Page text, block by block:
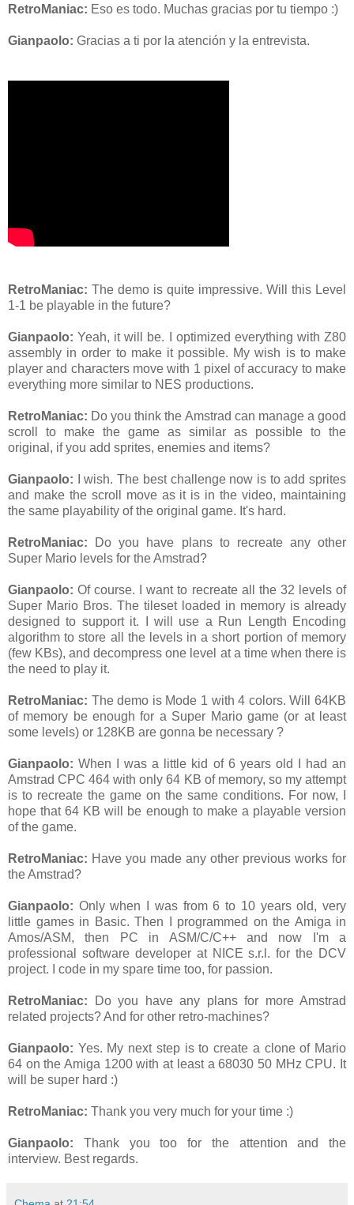
RetroManiac: Eso es todo. Muchas gracias por tu tiempo :)
Gianpaolo: Gracias a ti por la atención y la entrevista.
RetroManiac: The demo is quite impressive. Will this Level
1-1 be playable in the future?
Gianpaolo:Yeah, it will be. I optimized everything with Z80
assembly in order to make it possible. My wish is to make
player and characters move with 1 pixel of accuracy to make
everything more similar to NES productions.
RetroManiac: Do you think the Amstrad can manage a good
scroll to make the game as similar as possible to the
original, if you add sprites, enemies and items?
Gianpaolo:
I wish. The best challenge now is to add sprites
and make the scroll move as it is in the video, maintaining
the same playability of the original game. It's hard.
RetroManiac: Do you have plans to recreate any other
Super Mario levels for the Amstrad?
Gianpaolo:Of course. I want to recreate all the 32 levels of
Super Mario Bros. The tileset loaded in memory is already
designed to support it. I will use a Run Length Encoding
algorithm to store all the levels in a short portion of memory
(few KBs), and decompress one level at a time when there is
the need to play it.
RetroManiac: The demo is Mode 1 with 4 colors. Will 64KB
of memory be enough for a Super Mario game (or at least
some levels) or 128KB are gonna be necessary ?
Gianpaolo:When I was a little kid of 6 years old I had an
Amstrad CPC 464 with only 64 KB of memory, so my attempt
is to recreate the game on the same conditions. For now, I
hope that 64 KB will be enough to make a playable version
of the game.
RetroManiac: Have you made any other previous works for
the Amstrad?
Gianpaolo: Only when I was from 6 to 10 years old, very
little games in Basic. Then I programmed on the Amiga in
Amos/ASM, then PC in ASM/C/C++ and now I'm a
professional software developer at NICE s.r.l. for the DCV
project. I code in my spare time too, for passion.
RetroManiac:
Do you have any plans for more Amstrad
related projects? And for other retro-machines?
Gianpaolo: Yes. My next step is to create a clone of Mario
64 on the Amiga 1200 with at least a 68030 50 MHz CPU. It
will be super hard :)
RetroManiac: Thank you very much for your time :)
Gianpaolo: Thank you too for the attention and the
interview. Best regards.